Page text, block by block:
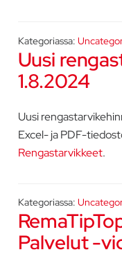
Kategoriassa:
Uusi
1.8.2024
Uusi
Excel- ja PDF-
Rengastarvikkeet.
Kategoriassa:
Palvelut -